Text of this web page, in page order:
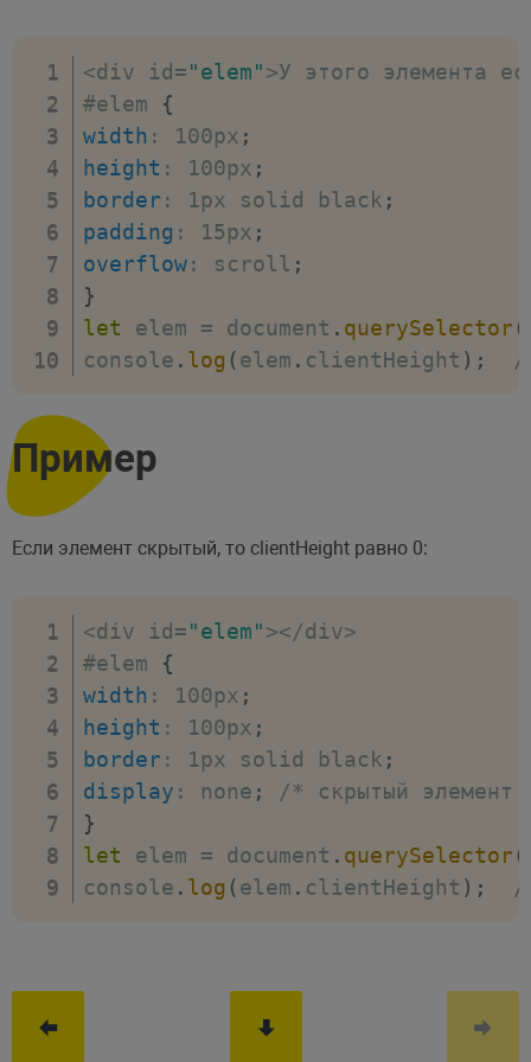
<div id="elem">У этого элемента
#elem
{
width : 100px ;
height : 100px ;
border : 1px solid black ;
padding : 15px ;
overflow: scroll ;
}
let elem = document . querySelector (
console . log (elem . clientHeight ) ;
Пример
Если элемент скрытый, то clientHeight равно 0:
<div id="elem"></div>
#elem
{
width : 100px ;
height : 100px ;
border : 1px solid black ;
display : none ;
/* скрытый элемент
}
let elem = document . querySelector (
console . log (elem . clientHeight ) ;